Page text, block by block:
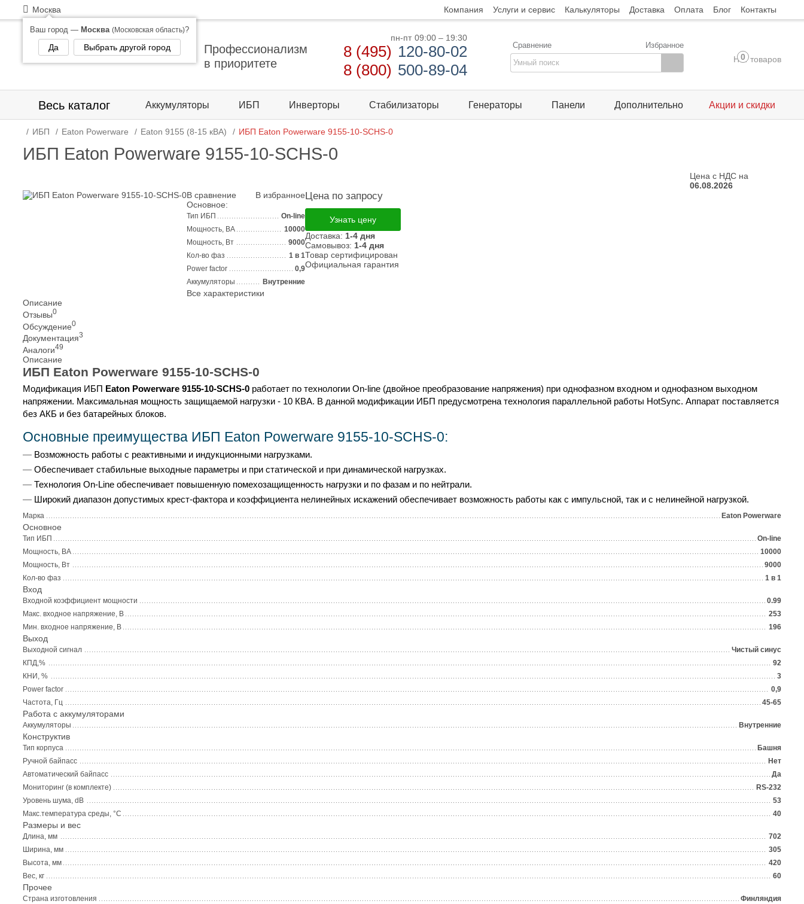
Москва
Ваш город — Москва (Московская область)?
Да Выбрать другой город
Компания Услуги и сервис Калькуляторы Доставка Оплата Блог Контакты
Профессионализм
в приоритете
пн-пт 09:00 – 19:30
8 (495) 120-80-02
8 (800) 500-89-04
Сравнение Избранное
0
Нет товаров
Весь каталог Аккумуляторы ИБП Инверторы Стабилизаторы Генераторы Панели Дополнительно Акции и скидки
ИБП Eaton Powerware Eaton 9155 (8-15 кВА) ИБП Eaton Powerware 9155-10-SСHS-0
ИБП Eaton Powerware 9155-10-SСHS-0
Цена с НДС на
06.08.2026
В сравнение
В избранное
Основное:
Тип ИБП
On-line
Мощность, ВА
10000
Мощность, Вт
9000
Кол-во фаз
1 в 1
Power factor
0,9
Аккумуляторы
Внутренние
Все характеристики
Цена по запросу
Узнать цену
Доставка: 1-4 дня
Самовывоз: 1-4 дня
Товар сертифицирован
Официальная гарантия
Описание
Отзывы0
Обсуждение0
Документация3
Аналоги49
Описание
ИБП Eaton Powerware 9155-10-SСHS-0
Модификация ИБП Eaton Powerware 9155-10-SСHS-0 работает по технологии On-line (двойное преобразование напряжения) при однофазном входном и однофазном выходном
напряжении. Максимальная мощность защищаемой нагрузки - 10 КВА. В данной модификации ИБП предусмотрена технология параллельной работы HotSync. Аппарат поставляется
без АКБ и без батарейных блоков.
Основные преимущества ИБП Eaton Powerware 9155-10-SСHS-0:
Возможность работы с реактивными и индукционными нагрузками.
Обеспечивает стабильные выходные параметры и при статической и при динамической нагрузках.
Технология On-Line обеспечивает повышенную помехозащищенность нагрузки и по фазам и по нейтрали.
Широкий диапазон допустимых крест-фактора и коэффициента нелинейных искажений обеспечивает возможность работы как с импульсной, так и с нелинейной нагрузкой.
Марка Eaton Powerware
Основное
Тип ИБП
On-line
Мощность, ВА
10000
Мощность, Вт
9000
Кол-во фаз
1 в 1
Вход
Входной коэффициент мощности
0.99
Макс. входное напряжение, В
253
Мин. входное напряжение, В
196
Выход
Выходной сигнал
Чистый синус
КПД,%
92
КНИ, %
3
Power factor
0,9
Частота, Гц
45-65
Работа с аккумуляторами
Аккумуляторы Внутренние
Конструктив
Тип корпуса
Башня
Ручной байпасс
Нет
Автоматический байпасс
Да
Мониторинг (в комплекте)
RS-232
Уровень шума, dB
53
Макс.температура среды, °С
40
Размеры и вес
Длина, мм
702
Ширина, мм
305
Высота, мм
420
Вес, кг
60
Прочее
Страна изготовления Финляндия